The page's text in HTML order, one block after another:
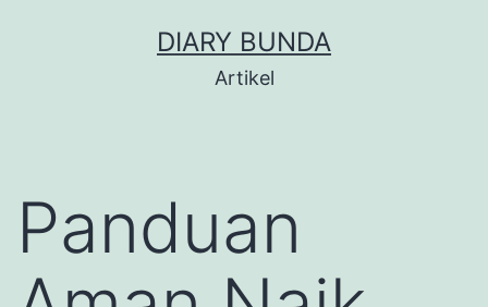
DIARY BUNDA
Artikel
Panduan